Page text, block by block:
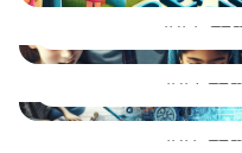
مهندسی خلاقیت و کاربرد مهندسی خلاقیت در سرگرم آموزی کودکان و نوجوانان
مهندسی خلاقیت و رابطه آن با روش مونته سوری برای کودکان و نوجوانان